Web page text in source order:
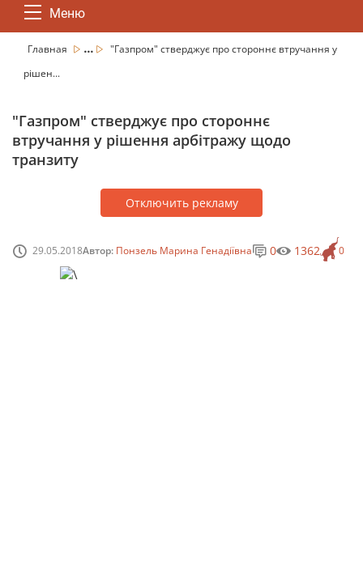
Меню
Главная ...
"Газпром" стверджує про стороннє втручання у
рішен...
"Газпром" стверджує про стороннє
втручання у рішення арбітражу щодо
транзиту
Отключить рекламу
29.05.2018Автор: Понзель Марина Генадіївна 0
0 1362